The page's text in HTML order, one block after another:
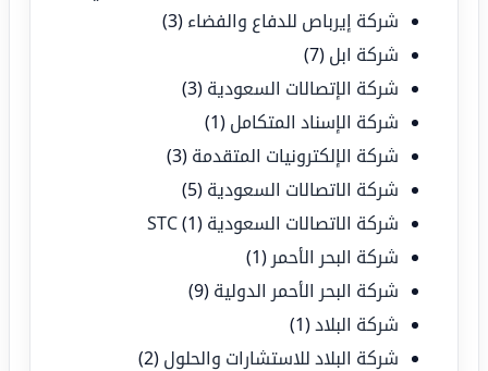
شركة إيرباص للدفاع والفضاء (3)
شركة ابل (7)
شركة الإتصالات السعودية (3)
شركة الإسناد المتكامل (1)
شركة الإلكترونيات المتقدمة (3)
شركة الاتصالات السعودية (5)
شركة الاتصالات السعودية STC (1)
شركة البحر الأحمر (1)
شركة البحر الأحمر الدولية (9)
شركة البلاد(1)
شركة البلاد للاستشارات والحلول (2)